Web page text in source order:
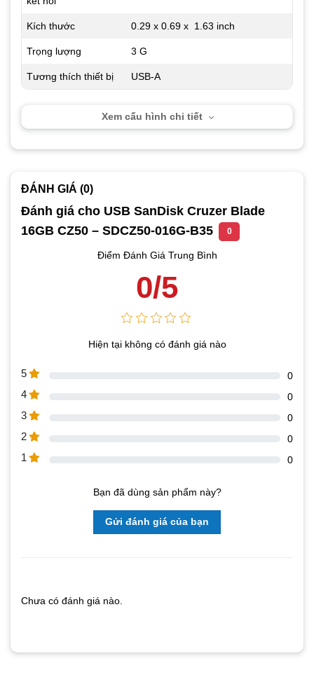
Kích thước 0.29 x 0.69 x 1.63 inch
Trọng lượng 3 G
Tương thích thiết bị USB-A
Xem cấu hình chi tiết
ĐÁNH GIÁ (0)
Đánh giá cho USB SanDisk Cruzer Blade
16GB CZ50 – SDCZ50-016G-B35
0
Điểm Đánh Giá Trung Bình
0/5
Hiện tại không có đánh giá nào
5 0
4 0
3 0
2 0
1 0
Bạn đã dùng sản phẩm này?
Gửi đánh giá của bạn
Chưa có đánh giá nào.